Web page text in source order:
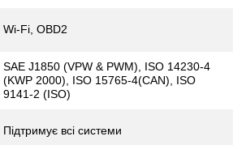
Wi-Fi, OBD2
SAE J1850 (VPW & PWM), ISO 14230-4
(KWP 2000), ISO 15765-4(CAN), ISO
9141-2 (ISO)
Підтримує всі системи